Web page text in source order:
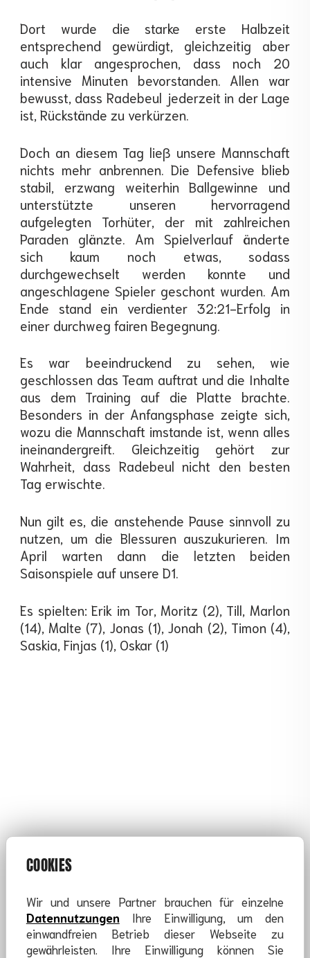
Dort wurde die starke erste Halbzeit
entsprechend gewürdigt, gleichzeitig aber
auch klar angesprochen, dass noch 20
intensive Minuten bevorstanden. Allen war
bewusst, dass Radebeul jederzeit in der Lage
ist, Rückstände zu verkürzen.
Doch an diesem Tag ließ unsere Mannschaft
nichts mehr anbrennen. Die Defensive blieb
stabil, erzwang weiterhin Ballgewinne und
unterstützte unseren hervorragend
aufgelegten Torhüter, der mit zahlreichen
Paraden glänzte. Am Spielverlauf änderte
sich kaum noch etwas, sodass
durchgewechselt werden konnte und
angeschlagene Spieler geschont wurden. Am
Ende stand ein verdienter 32:21-Erfolg in
einer durchweg fairen Begegnung.
Es war beeindruckend zu sehen, wie
geschlossen das Team auftrat und die Inhalte
aus dem Training auf die Platte brachte.
Besonders in der Anfangsphase zeigte sich,
wozu die Mannschaft imstande ist, wenn alles
ineinandergreift. Gleichzeitig gehört zur
Wahrheit, dass Radebeul nicht den besten
Tag erwischte.
Nun gilt es, die anstehende Pause sinnvoll zu
nutzen, um die Blessuren auszukurieren. Im
April warten dann die letzten beiden
Saisonspiele auf unsere D1.
Es spielten: Erik im Tor, Moritz (2), Till, Marlon
(14), Malte (7), Jonas (1), Jonah (2), Timon (4),
Saskia, Finjas (1), Oskar (1)
COOKIES
Wir und unsere Partner brauchen für einzelne
Datennutzungen Ihre Einwilligung, um den
einwandfreien Betrieb dieser Webseite zu
gewährleisten. Ihre Einwilligung können Sie